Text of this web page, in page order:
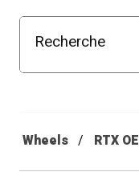
Recherche
Wheels RTX OE